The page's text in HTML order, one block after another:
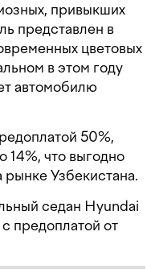
привыкших
представлен в
цветовых
в этом году
автомобилю
50%,
14%, что выгодно
рынке Узбекистана.
седан Hyundai
предоплатой от